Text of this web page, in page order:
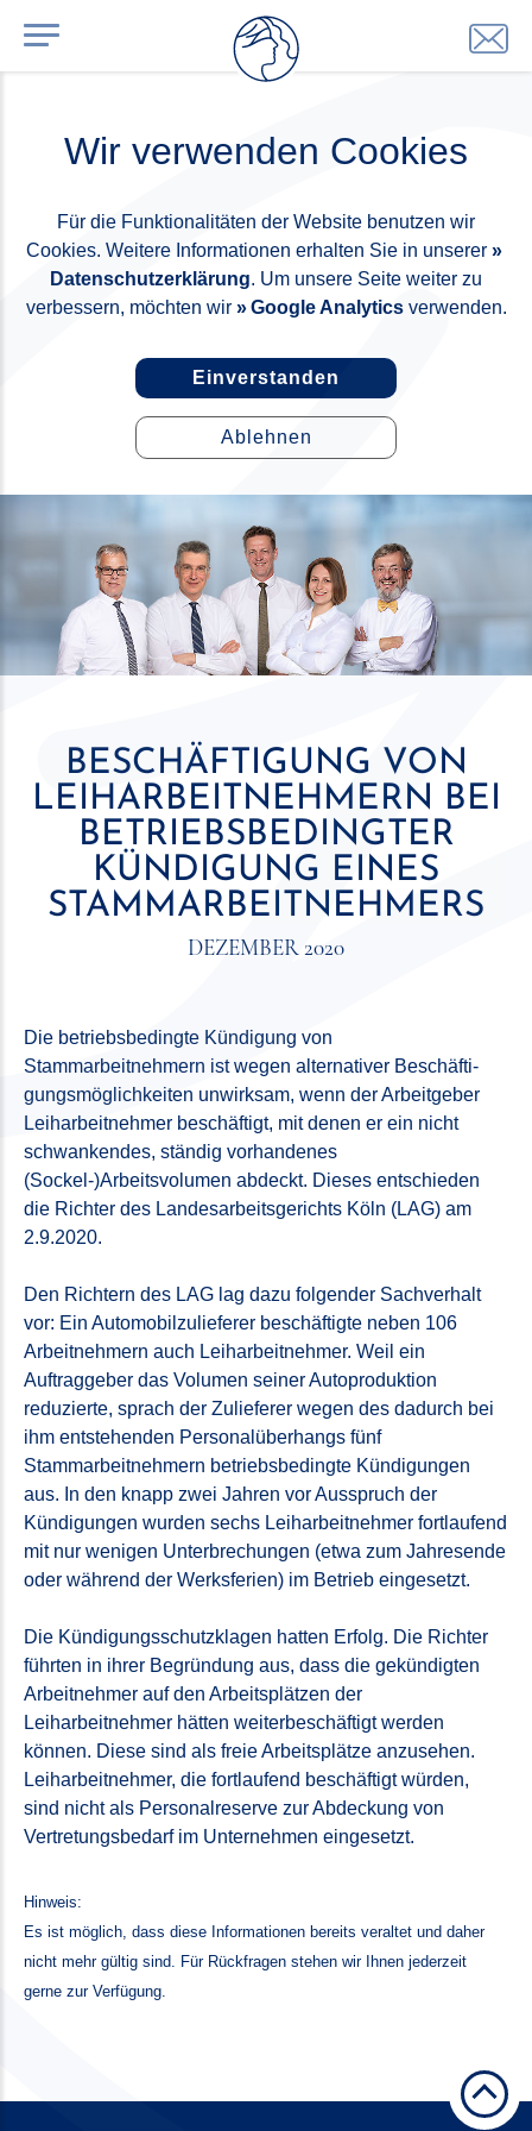
Wir verwenden Cookies
Für die Funktionalitäten der Website benutzen wir
Cookies. Weitere Informationen erhalten Sie in unserer
Datenschutzerklärung. Um unsere Seite weiter zu
verbessern, möchten wir
Google Analyticsverwenden.
Einverstanden
Ablehnen
BESCHÄFTIGUNG VON
LEIHARBEITNEHMERN BEI
BETRIEBSBEDINGTER
KÜNDIGUNG EINES
STAMMARBEITNEHMERS
DEZEMBER 2020
Die betriebsbedingte Kündigung von
Stammarbeitnehmern ist wegen alternativer Beschäfti-
gungsmöglichkeiten unwirksam, wenn der Arbeitgeber
Leiharbeitnehmer beschäftigt, mit denen er ein nicht
schwankendes, ständig vorhandenes
(Sockel-)Arbeitsvolumen abdeckt. Dieses entschieden
die Richter des Landesarbeitsgerichts Köln (LAG) am
2.9.2020.
Den Richtern des LAG lag dazu folgender Sachverhalt
vor: Ein Automobilzulieferer beschäftigte neben 106
Arbeitnehmern auch Leiharbeitnehmer. Weil ein
Auftraggeber das Volumen seiner Autoproduktion
reduzierte, sprach der Zulieferer wegen des dadurch bei
ihm entstehenden Personalüberhangs fünf
Stammarbeitnehmern betriebsbedingte Kündigungen
aus. In den knapp zwei Jahren vor Ausspruch der
Kündigungen wurden sechs Leiharbeitnehmer fortlaufend
mit nur wenigen Unterbrechungen (etwa zum Jahresende
oder während der Werksferien) im Betrieb eingesetzt.
Die Kündigungsschutzklagen hatten Erfolg. Die Richter
führten in ihrer Begründung aus, dass die gekündigten
Arbeitnehmer auf den Arbeitsplätzen der
Leiharbeitnehmer hätten weiterbeschäftigt werden
können. Diese sind als freie Arbeitsplätze anzusehen.
Leiharbeitnehmer, die fortlaufend beschäftigt würden,
sind nicht als Personalreserve zur Abdeckung von
Vertretungsbedarf im Unternehmen eingesetzt.
Hinweis:
Es ist möglich, dass diese Informationen bereits veraltet und daher
nicht mehr gültig sind. Für Rückfragen stehen wir Ihnen jederzeit
gerne zur Verfügung.